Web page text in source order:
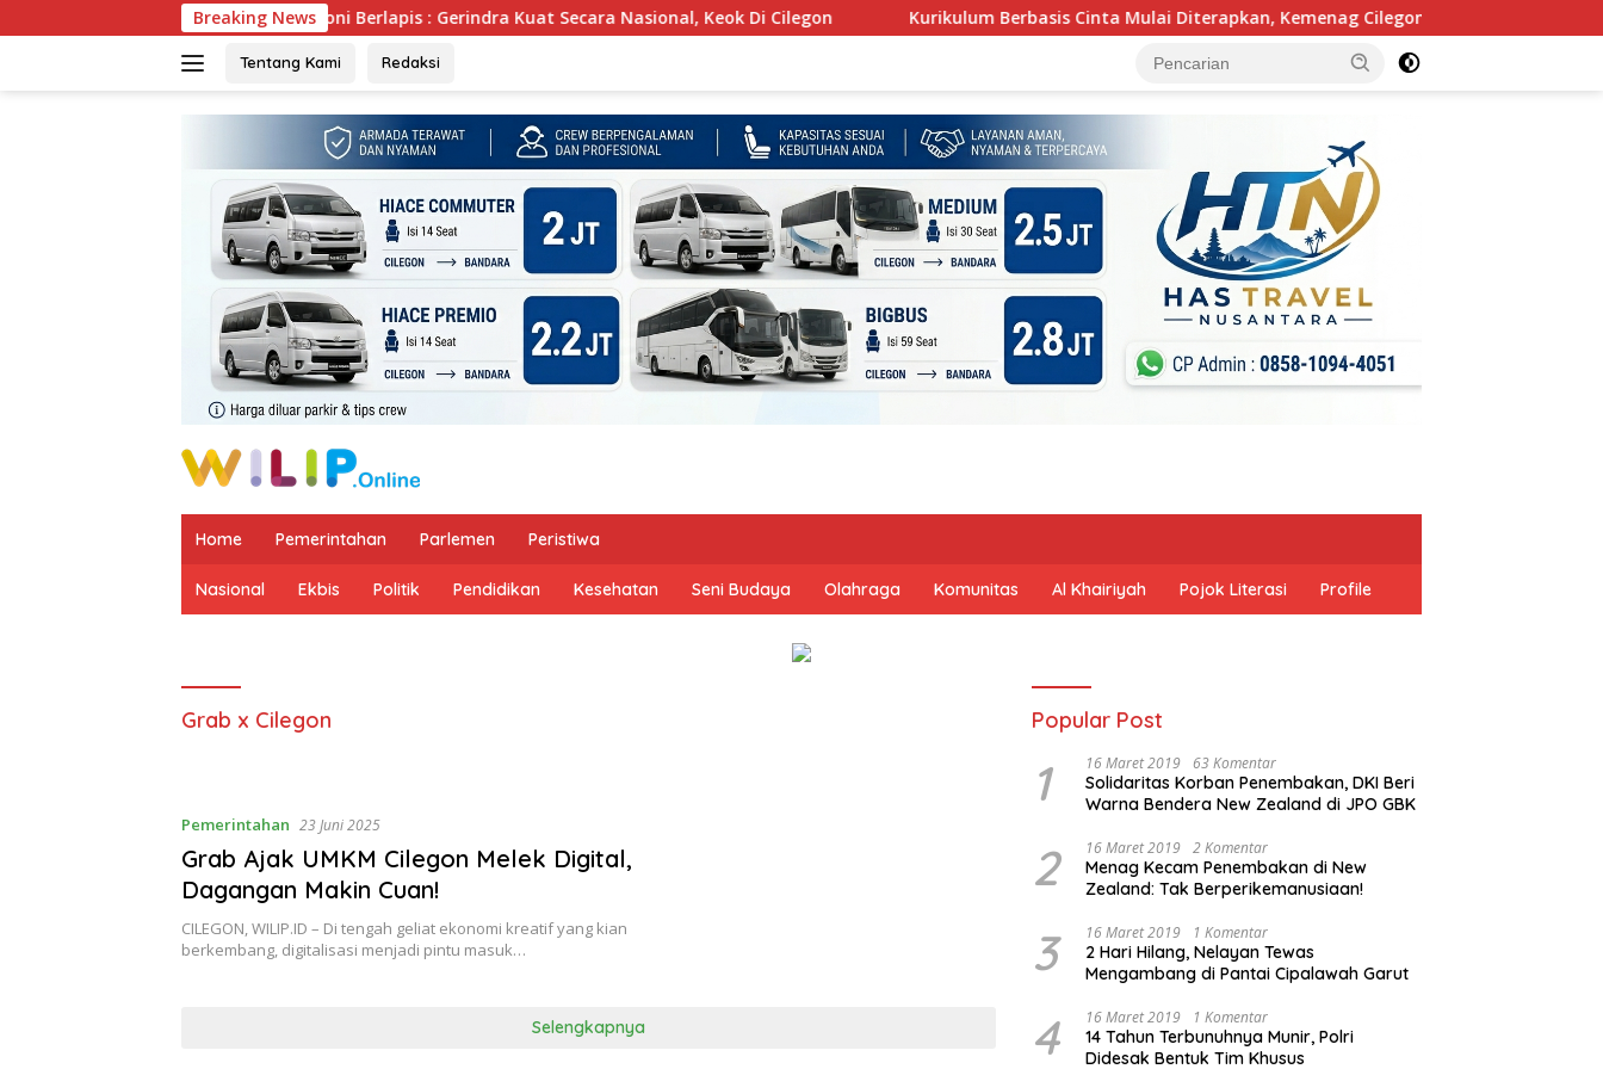
ke
Breaking News
Ironi Berlapis : Gerindra Kuat Secara Nasional, Keok Di Cilegon Kurikulum Berbasis Cinta Mulai Diterapkan, Kemenag Cilegon Minta Guru Mengajar Pakai
Tentang Kami Redaksi
Home Pemerintahan Parlemen Peristiwa
Nasional Ekbis Politik Pendidikan Kesehatan Seni Budaya Olahraga Komunitas Al Khairiyah Pojok Literasi Profile
Grab x Cilegon
Pemerintahan 23 Juni 2025
Grab Ajak UMKM Cilegon Melek Digital,
Dagangan Makin Cuan!
CILEGON, WILIP.ID – Di tengah geliat ekonomi kreatif yang kian
berkembang, digitalisasi menjadi pintu masuk…
Selengkapnya
Popular Post
1 16 Maret 2019 63 Komentar
Solidaritas Korban Penembakan, DKI Beri
Warna Bendera New Zealand di JPO GBK
2 16 Maret 2019 2 Komentar
Menag Kecam Penembakan di New
Zealand: Tak Berperikemanusiaan!
3 16 Maret 2019 1 Komentar
2 Hari Hilang, Nelayan Tewas
Mengambang di Pantai Cipalawah Garut
4 16 Maret 2019 1 Komentar
14 Tahun Terbunuhnya Munir, Polri
Didesak Bentuk Tim Khusus